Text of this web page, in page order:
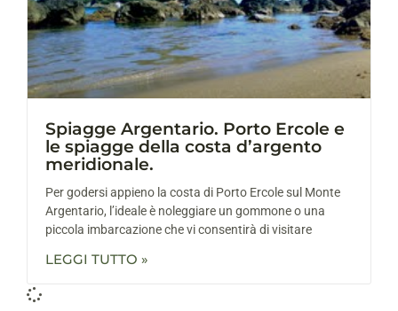
Spiagge Argentario. Porto Ercole e
le spiagge della costa d’argento
meridionale.
Per godersi appieno la costa di Porto Ercole sul Monte
Argentario, l’ideale è noleggiare un gommone o una
piccola imbarcazione che vi consentirà di visitare
LEGGI TUTTO »